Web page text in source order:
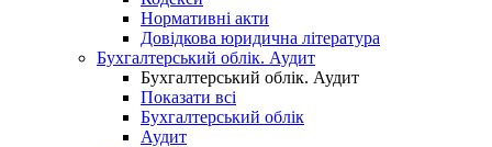
Нормативні акти
Довідкова юридична література
Бухгалтерський облік. Аудит
Бухгалтерський облік. Аудит
Показати всі
Бухгалтерський облік
Аудит